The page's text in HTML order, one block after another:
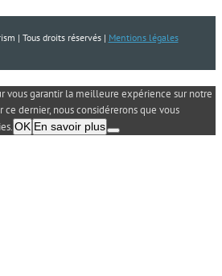
| Tous droits réservés | Mentions légales
vous garantir la meilleure expérience sur notre
dernier, nous considérerons que vous
OK En savoir plus